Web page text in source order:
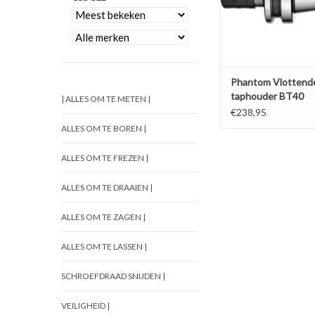
| ALLES OM TE METEN |
ALLES OM TE BOREN |
ALLES OM TE FREZEN |
ALLES OM TE DRAAIEN |
ALLES OM TE ZAGEN |
ALLES OM TE LASSEN |
SCHROEFDRAAD SNIJDEN |
VEILIGHEID |
Phantom
taphouder BT40
€238,95